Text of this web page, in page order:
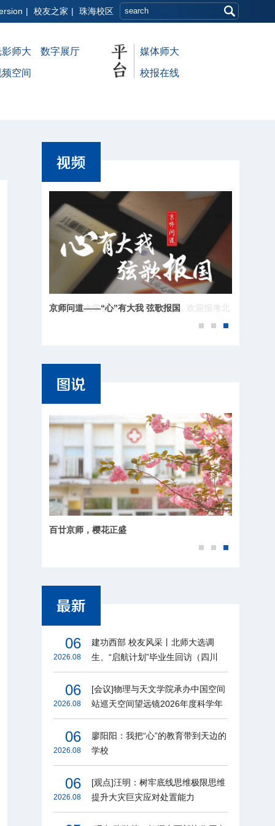
| 校友之家 | 珠海校区
师大 数字展厅
空间
媒体师大
校报在线
京师问道——“心”有大我 弦歌报国
百廿京师，樱花正盛
06
2026.08
建功西部 校友风采丨北师大选调
生、“启航计划”毕业生回访（四川
篇）
06
2026.08
[会议]物理与天文学院承办中国空间
站巡天空间望远镜2026年度科学年
会
06
2026.08
廖阳阳：我把“心”的教育带到天边的
学校
06
2026.08
[观点]汪明：树牢底线思维极限思维
提升大灾巨灾应对处置能力